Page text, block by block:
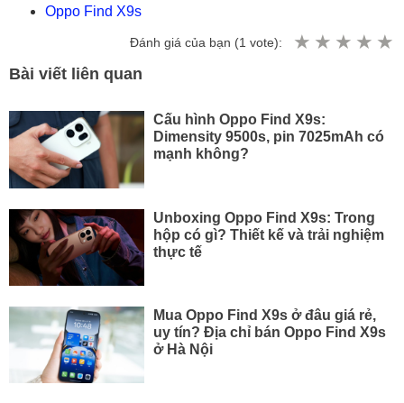
Oppo Find X9s
Đánh giá của bạn (1 vote):
Bài viết liên quan
Cấu hình Oppo Find X9s:
Dimensity 9500s, pin 7025mAh có
mạnh không?
Unboxing Oppo Find X9s: Trong
hộp có gì? Thiết kế và trải nghiệm
thực tế
Mua Oppo Find X9s ở đâu giá rẻ,
uy tín? Địa chỉ bán Oppo Find X9s
ở Hà Nội